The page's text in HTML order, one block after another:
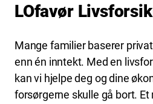
LOfavør
Mange familier baserer
enn én inntekt. Med en
kan vi hjelpe deg og dine
forsørgerne skulle gå bort.